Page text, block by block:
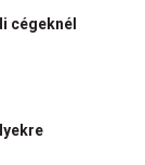
cégeknél